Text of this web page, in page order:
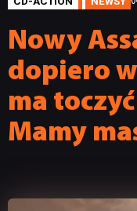
Nowy
dopiero
ma
Mamy